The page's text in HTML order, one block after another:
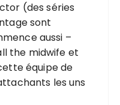
(des séries
sont
aussi –
the midwife et
équipe de
les uns